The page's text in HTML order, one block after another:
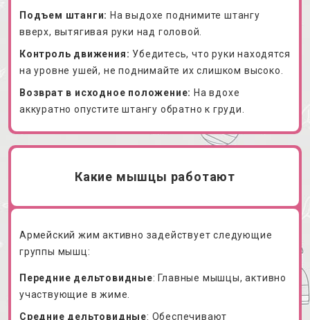
Подъем штанги: На выдохе поднимите штангу
вверх, вытягивая руки над головой.
Контроль движения: Убедитесь, что руки находятся
на уровне ушей, не поднимайте их слишком высоко.
Возврат в исходное положение: На вдохе
аккуратно опустите штангу обратно к груди.
Какие мышцы работают
Армейский жим активно задействует следующие
группы мышц:
Передние дельтовидные: Главные мышцы, активно
участвующие в жиме.
Средние дельтовидные: Обеспечивают